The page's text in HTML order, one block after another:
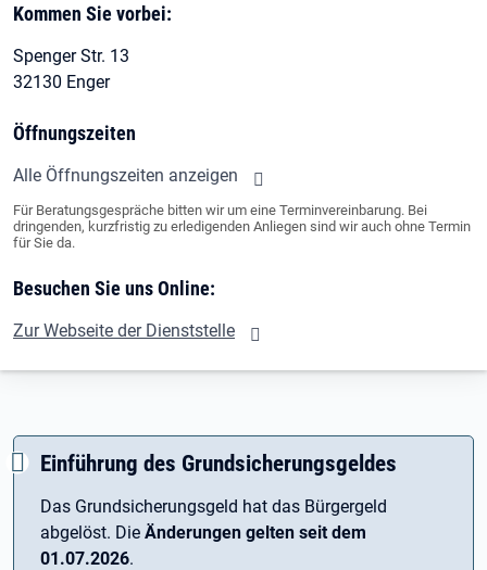
Kommen Sie vorbei:
Spenger Str. 13
32130 Enger
Öffnungszeiten
Alle Öffnungszeiten anzeigen
Für Beratungsgespräche bitten wir um eine Terminvereinbarung. Bei
dringenden, kurzfristig zu erledigenden Anliegen sind wir auch ohne Termin
für Sie da.
Besuchen Sie uns Online:
Zur Webseite der Dienststelle
Einführung des Grundsicherungsgeldes
Das Grundsicherungsgeld hat das Bürgergeld
abgelöst. Die Änderungen gelten seit dem
01.07.2026.